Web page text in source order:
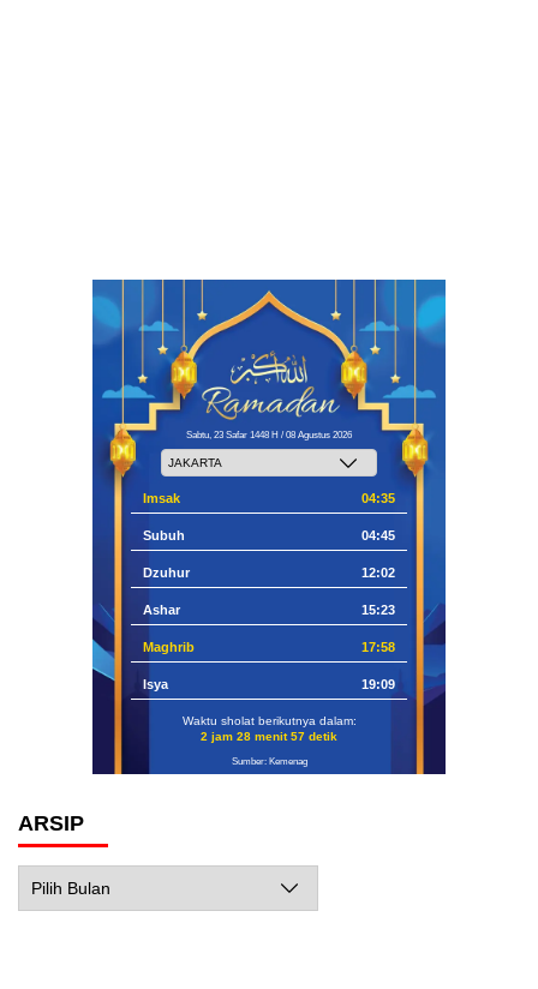
Sabtu, 23 Safar 1448 H / 08 Agustus 2026
Imsak 04:35
Subuh 04:45
Dzuhur 12:02
Ashar 15:23
Maghrib 17:58
Isya 19:09
Waktu sholat berikutnya dalam:
2 jam 28 menit 56 detik
Sumber: Kemenag
ARSIP